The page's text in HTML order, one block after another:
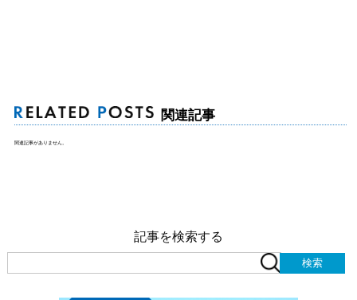
関連記事
関連記事がありません。
記事を検索する